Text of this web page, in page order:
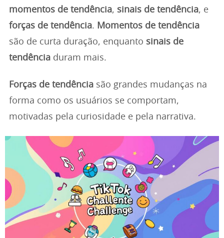
momentos de tendência, sinais de tendência, e
forças de tendência. Momentos de tendência
são de curta duração, enquanto sinais de
tendência duram mais.
Forças de tendência são grandes mudanças na
forma como os usuários se comportam,
motivadas pela curiosidade e pela narrativa.